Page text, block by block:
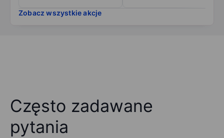
Zobacz wszystkie akcje
Często zadawane
pytania